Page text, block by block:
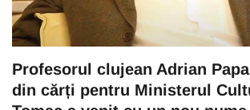
Profesorul clujean Adrian
din cărți pentru Ministerul